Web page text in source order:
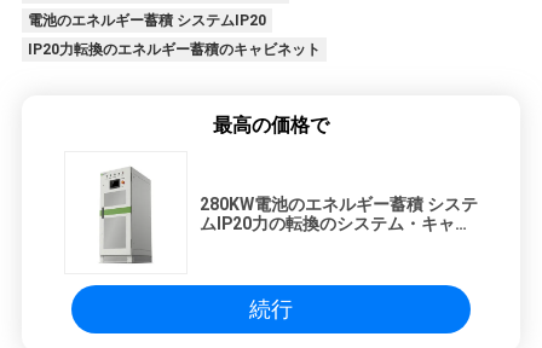
電池のエネルギー蓄積 システムIP20
IP20力転換のエネルギー蓄積のキャビネット
最高の価格で
280KW電池のエネルギー蓄積 システ
ムIP20力の転換のシステム・キャビ
続行